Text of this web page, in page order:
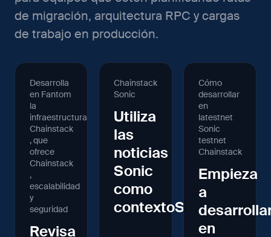
de migración, arquitectura RPC y cargas
de trabajo en producción.
Desarrolla
en Fantom
la
infraestructura
Chainstack
, que
ofrece
Chainstack
,
escalabilidad
y
seguridad
Revisa
Chainstack
Sonic
Utiliza
las
noticias
Sonic
como
contextoSonic
Cómo
desarrollar
en
latestnet
Sonic
testnet
Chainstack
Empieza
a
en